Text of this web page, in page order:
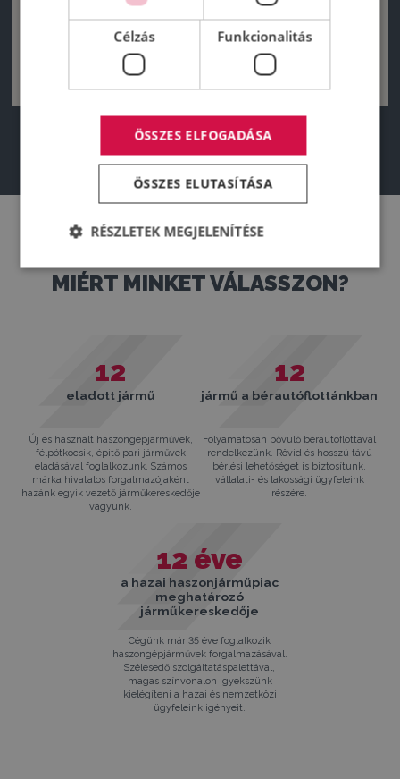
MIÉRT MINKET VÁLASSZON?
12
eladott jármű
Új és használt haszongépjárművek,
félpótkocsik, épitőipari járművek
eladásával foglalkozunk. Számos
márka hivatalos forgalmazójaként
hazánk egyik vezető járműkereskedője
vagyunk.
12
jármű a bérautóflottánkban
Folyamatosan bővülő bérautóflottával
rendelkezünk. Rövid és hosszú távú
bérlési lehetőséget is biztosítunk,
vállalati- és lakossági ügyfeleink
részére.
12 éve
a hazai haszonjárműpiac
meghatározó
járműkereskedője
Cégünk már 35 éve foglalkozik
haszongépjárművek forgalmazásával.
Szélesedő szolgáltatáspalettával,
magas színvonalon igyekszünk
kielégíteni a hazai és nemzetközi
ügyfeleink igényeit.
Célzás Funkcionalitás
ÖSSZES ELFOGADÁSA
ÖSSZES ELUTASÍTÁSA
RÉSZLETEK MEGJELENÍTÉSE